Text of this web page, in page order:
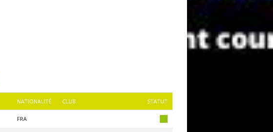
NATIONALITÉ CLUB STATUT
FRA